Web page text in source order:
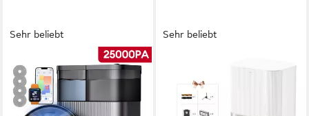
Sehr beliebt
Nass-Trocken-Saugroboter
saugroboter mit
wischfunktion,25000Pa,9 in
Sehr beliebt
Wischfunktion Dreame X50
Ultra Complete, 20.000 Pa